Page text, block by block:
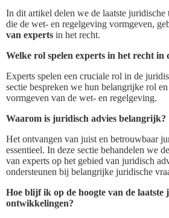
In dit artikel delen we de laatste
die de wet- en regelgeving vormgeven,
van experts in het recht.
Welke rol spelen experts in het recht in
Experts spelen een cruciale rol in de
sectie bespreken we hun belangrijke rol
vormgeven van de wet- en regelgeving.
Waarom is juridisch advies belangrijk?
Het ontvangen van juist en betrouwbaar
essentieel. In deze sectie behandelen we
van experts op het gebied van juridisch
ondersteunen bij belangrijke juridische
Hoe blijf ik op de hoogte van de laatste
ontwikkelingen?